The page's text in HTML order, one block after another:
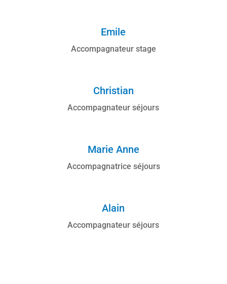
Emile
Accompagnateur stage
Christian
Accompagnateur séjours
Marie Anne
Accompagnatrice séjours
Alain
Accompagnateur séjours